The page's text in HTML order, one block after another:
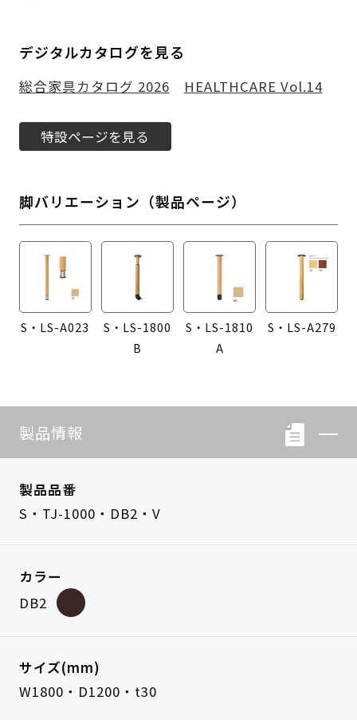
デジタルカタログを見る
総合家具カタログ 2026 HEALTHCARE Vol.14
特設ページを見る
脚バリエーション（製品ページ）
S・LS-A023
S・LS-1800
B
S・LS-1810
A
S・LS-A279
製品情報
製品品番
S・TJ-1000・DB2・V
カラー
DB2
サイズ(mm)
W1800・D1200・t30